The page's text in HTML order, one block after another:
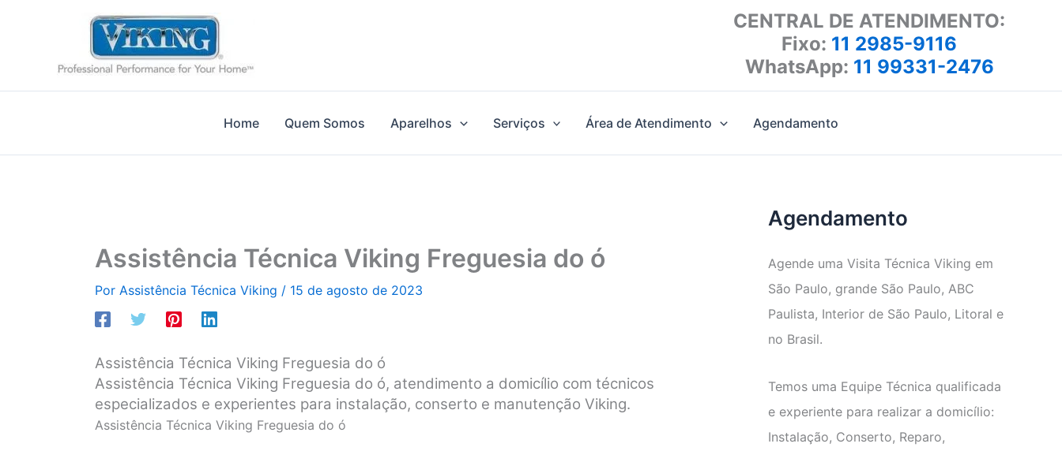
CENTRAL DE ATENDIMENTO:
Fixo: 11 2985-9116
WhatsApp: 11 99331-2476
Home Quem Somos Aparelhos Serviços Área de Atendimento Agendamento
Assistência Técnica Viking Freguesia do ó
Por Assistência Técnica Viking / 15 de agosto de 2023
Assistência Técnica Viking Freguesia do ó
Assistência Técnica Viking Freguesia do ó, atendimento a domicílio com técnicos
especializados e experientes para instalação, conserto e manutenção Viking.
Assistência Técnica Viking Freguesia do ó
Agendamento
Agende uma Visita Técnica Viking em
São Paulo, grande São Paulo, ABC
Paulista, Interior de São Paulo, Litoral e
no Brasil.
Temos uma Equipe Técnica qualificada
e experiente para realizar a domicílio:
Instalação, Conserto, Reparo,